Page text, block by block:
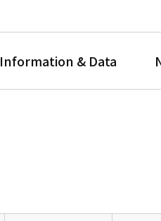
Information & Data